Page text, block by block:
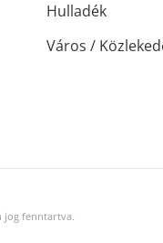
Hulladék
Város /
jog fenntartva.